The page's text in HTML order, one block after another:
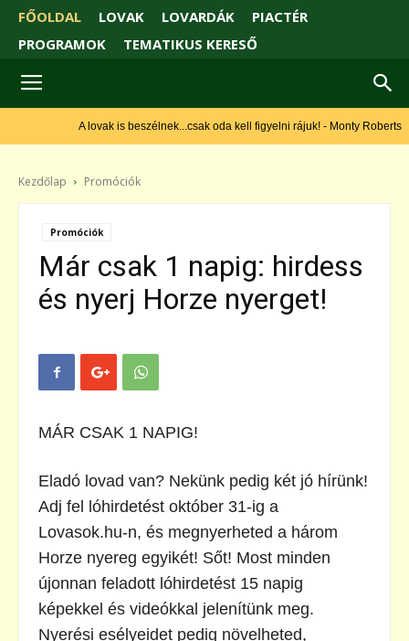
FŐOLDAL LOVAK LOVARDÁK
PIACTÉR
PROGRAMOK
TEMATIKUS KERESŐ
A lovak is beszélnek...csak oda kell figyelni rájuk! - Monty Roberts
Kezdőlap Promóciók
Promóciók
Már csak 1 napig: hirdess
és nyerj Horze nyerget!
MÁR CSAK 1 NAPIG!
Eladó lovad van? Nekünk pedig két jó hírünk!
Adj fel lóhirdetést október 31-ig a
Lovasok.hu-n, és megnyerheted a három
Horze nyereg egyikét! Sőt! Most minden
újonnan feladott lóhirdetést 15 napig
képekkel és videókkal jelenítünk meg.
Nyerési esélyeidet pedig növelheted,